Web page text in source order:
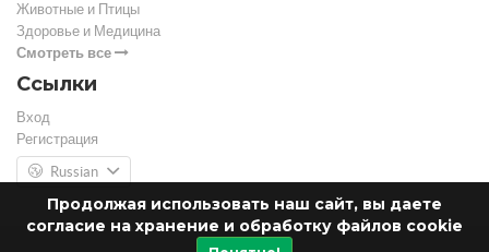
Продолжая использовать наш сайт, вы даете
согласие на хранение и обработку файлов cookie
Животные и Птицы
Здоровье и Медицина
Смотреть все
Ссылки
Вход
Регистрация
Russian